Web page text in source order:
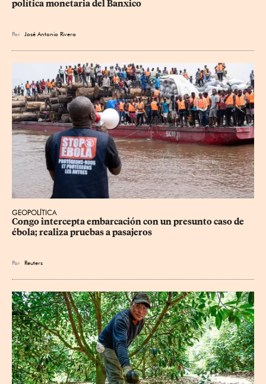
política monetaria del Banxico
Por José Antonio Rivera
GEOPOLÍTICA
Congo intercepta embarcación con un presunto caso de
ébola; realiza pruebas a pasajeros
Por Reuters